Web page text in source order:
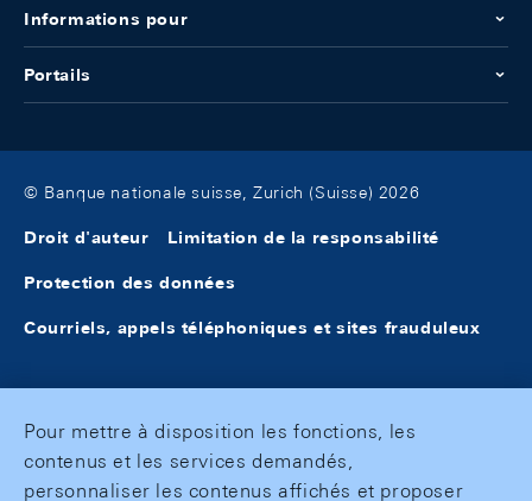
Informations pour
Portails
© Banque nationale suisse, Zurich (Suisse) 2026
Droit d'auteur Limitation de la responsabilité
Protection des données
Courriels, appels téléphoniques et sites frauduleux
Pour mettre à disposition les fonctions, les
contenus et les services demandés,
personnaliser les contenus affichés et proposer